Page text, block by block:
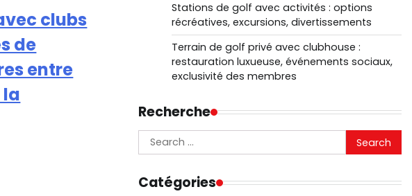
clubs
de
entre
la
Stations de golf avec activités : options
récréatives, excursions, divertissements
Terrain de golf privé avec clubhouse :
restauration luxueuse, événements sociaux,
exclusivité des membres
Recherche
Search
for:
Catégories